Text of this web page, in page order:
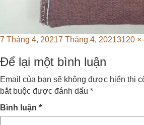
Posted
7 Tháng 4, 20217 Tháng 4, 2021Full
3120 ×
Để lại một bình luận
Email của bạn sẽ không được hiển thị
bắt buộc được đánh dấu *
Bình luận *